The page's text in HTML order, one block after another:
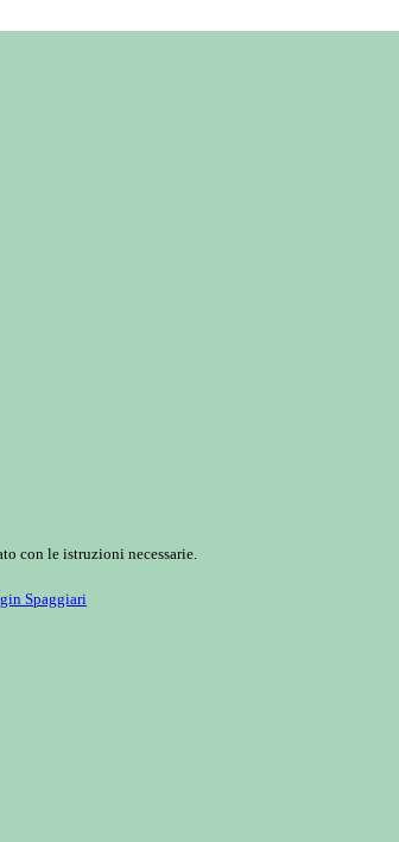
con le istruzioni necessarie.
Spaggiari